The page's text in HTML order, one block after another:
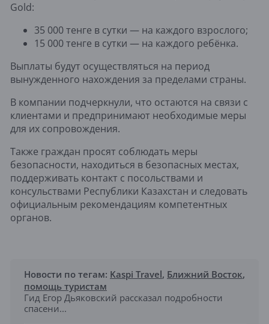
Gold:
35 000 тенге в сутки — на каждого взрослого;
15 000 тенге в сутки — на каждого ребёнка.
Выплаты будут осуществляться на период
вынужденного нахождения за пределами страны.
В компании подчеркнули, что остаются на связи с
клиентами и предпринимают необходимые меры
для их сопровождения.
Также граждан просят соблюдать меры
безопасности, находиться в безопасных местах,
поддерживать контакт с посольствами и
консульствами Республики Казахстан и следовать
официальным рекомендациям компетентных
органов.
Новости по тегам: Kaspi Travel, Ближний Восток,
помощь туристам
Гид Егор Дьяковский рассказал подробности
спасени...